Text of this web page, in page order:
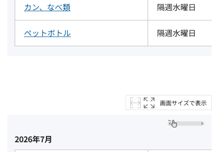
カン、なべ類 隔週水曜日
ペットボトル 隔週水曜日
画面サイズで表示
2026年7月